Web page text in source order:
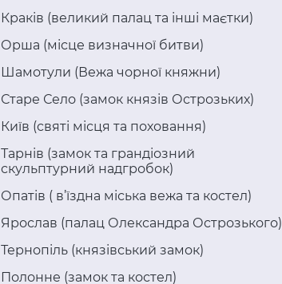
Краків (великий палац та інші маєтки)
Орша (місце визначної битви)
Шамотули (Вежа чорної княжни)
Старе Село (замок князів Острозьких)
Київ (святі місця та поховання)
Тарнів (замок та грандіозний
скульптурний надгробок)
Опатів ( в’їздна міська вежа та костел)
Ярослав (палац Олександра Острозького)
Тернопіль (князівський замок)
Полонне (замок та костел)